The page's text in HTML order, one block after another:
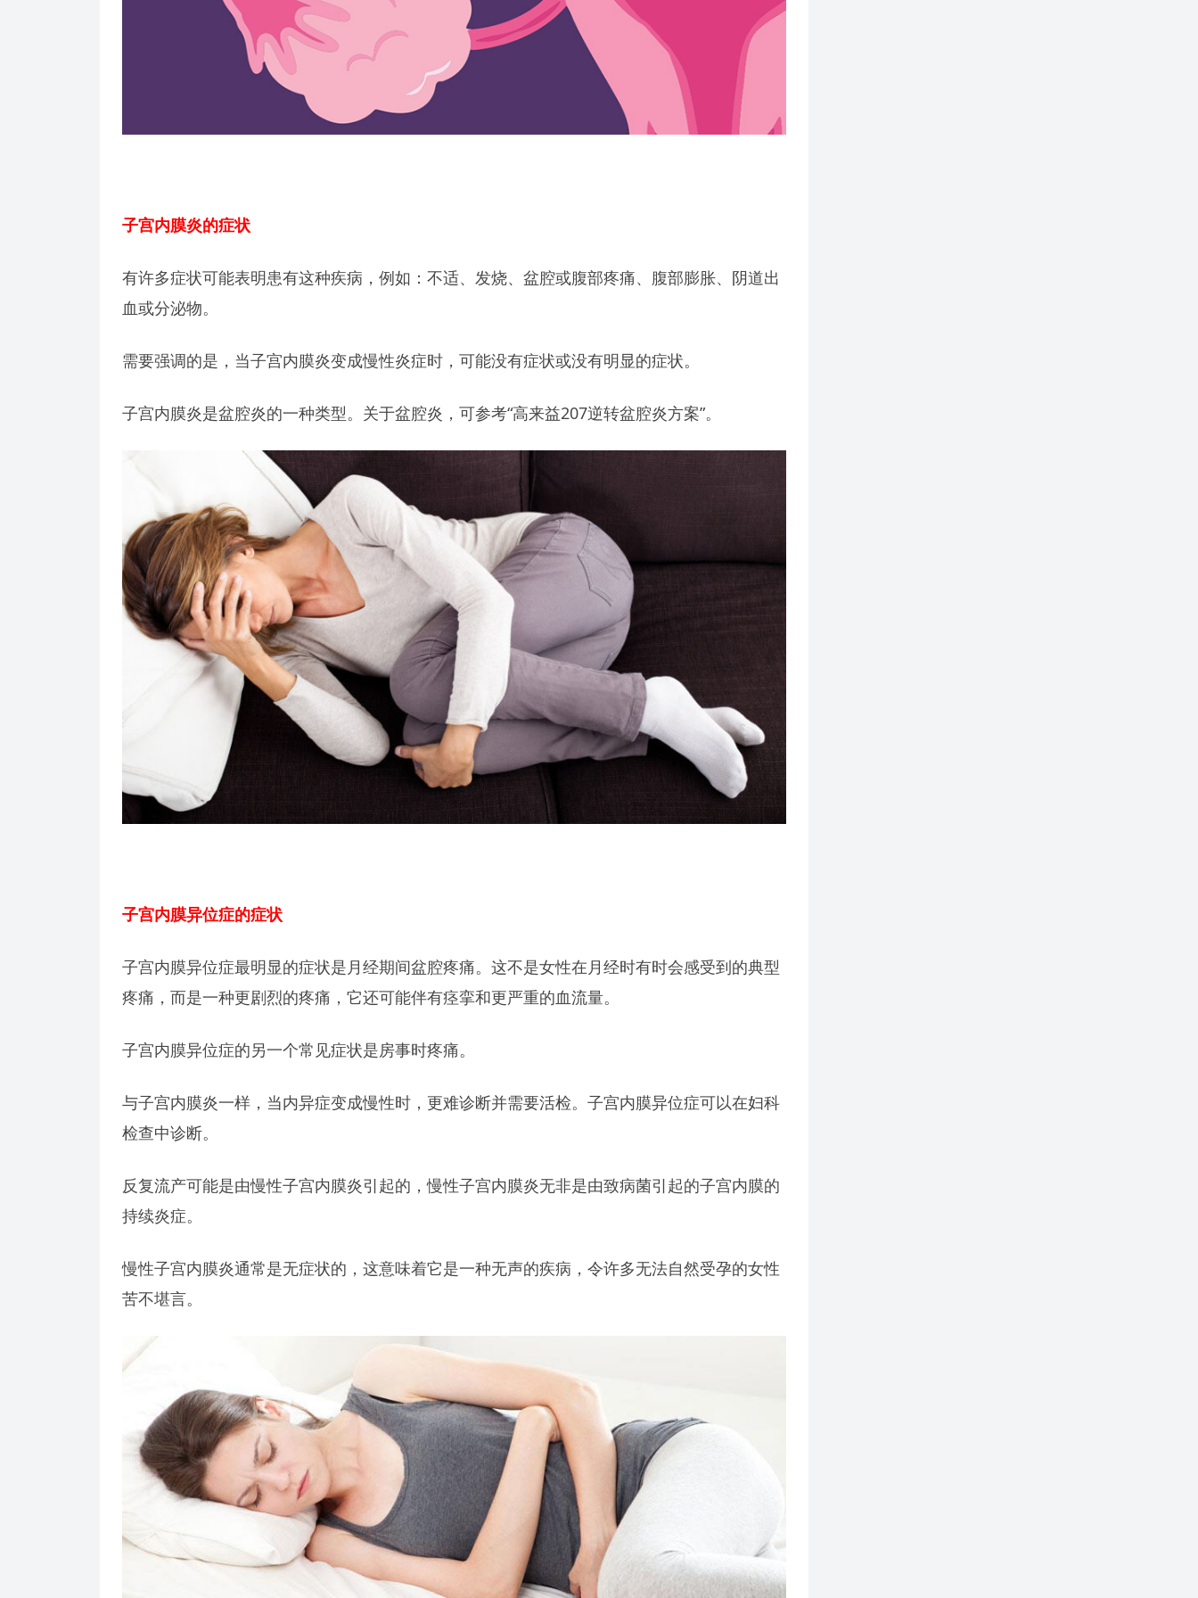
子宫内膜炎的症状
有许多症状可能表明患有这种疾病，例如：不适、发烧、盆腔或腹部疼痛、腹部膨胀、阴道出
血或分泌物。
需要强调的是，当子宫内膜炎变成慢性炎症时，可能没有症状或没有明显的症状。
子宫内膜炎是盆腔炎的一种类型。关于盆腔炎，可参考“高来益207逆转盆腔炎方案”。
子宫内膜异位症的症状
子宫内膜异位症最明显的症状是月经期间盆腔疼痛。这不是女性在月经时有时会感受到的典型
疼痛，而是一种更剧烈的疼痛，它还可能伴有痉挛和更严重的血流量。
子宫内膜异位症的另一个常见症状是房事时疼痛。
与子宫内膜炎一样，当内异症变成慢性时，更难诊断并需要活检。子宫内膜异位症可以在妇科
检查中诊断。
反复流产可能是由慢性子宫内膜炎引起的，慢性子宫内膜炎无非是由致病菌引起的子宫内膜的
持续炎症。
慢性子宫内膜炎通常是无症状的，这意味着它是一种无声的疾病，令许多无法自然受孕的女性
苦不堪言。